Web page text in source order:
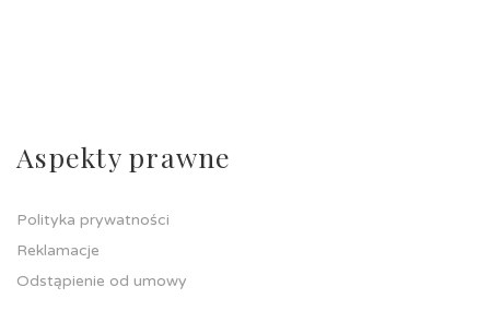
Aspekty prawne
Polityka prywatności
Reklamacje
Odstąpienie od umowy